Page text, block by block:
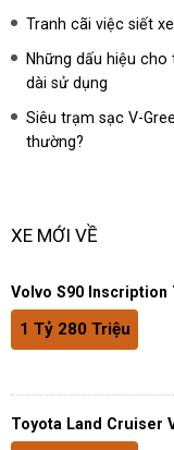
Tranh cãi việc siết
Những dấu hiệu
dài sử dụng
Siêu trạm sạc V-
thường?
XE MỚI VỀ
Volvo S90 Inscription
1 Tỷ 280 Triệu
Toyota Land Cruiser